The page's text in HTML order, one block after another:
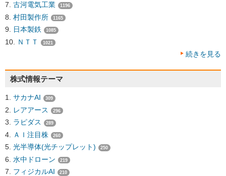
古河電気工業 1196
村田製作所 1165
日本製鉄 1085
ＮＴＴ 1021
続きを見る
株式情報テーマ
サカナAI 309
レアアース 296
ラピダス 289
ＡＩ注目株 260
光半導体(光チップレット) 250
水中ドローン 219
フィジカルAI 210